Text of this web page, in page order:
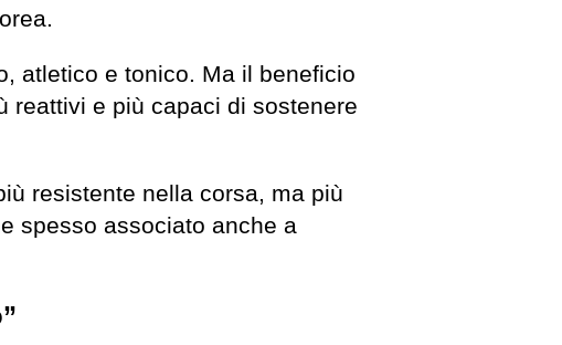
atletico e tonico. Ma il beneficio
reattivi e più capaci di sostenere
resistente nella corsa, ma più
spesso associato anche a